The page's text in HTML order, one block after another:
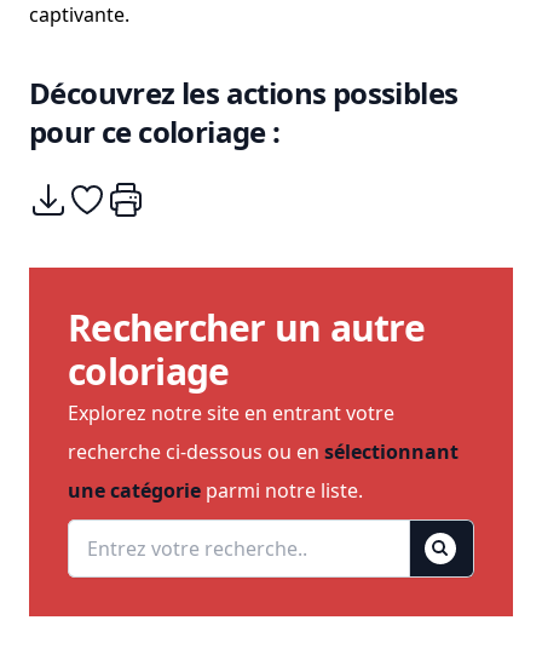
captivante.
Découvrez les actions possibles
pour ce coloriage :
Télécharger
Ajouter à mes coups de coeurs
Imprimer
Rechercher un autre
coloriage
Explorez notre site en entrant votre
recherche ci-dessous ou en sélectionnant
une catégorie parmi notre liste.